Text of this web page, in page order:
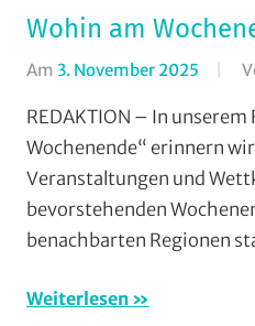
Wohin am
Am 3. November 2025
REDAKTION – In
Wochenende“ erinnern
Veranstaltungen und
bevorstehenden
benachbarten Regionen
Weiterlesen